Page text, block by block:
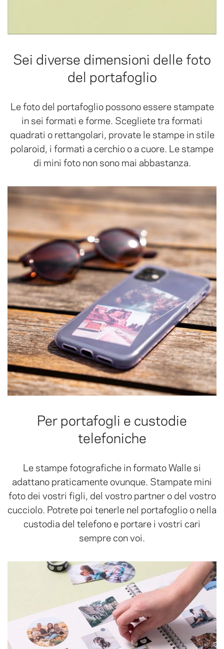
Sei diverse dimensioni delle foto
del portafoglio
Le foto del portafoglio possono essere stampate
in sei formati e forme. Scegliete tra formati
quadrati o rettangolari, provate le stampe in stile
polaroid, i formati a cerchio o a cuore. Le stampe
di mini foto non sono mai abbastanza.
Per portafogli e custodie
telefoniche
Le stampe fotografiche in formato Walle si
adattano praticamente ovunque. Stampate mini
foto dei vostri figli, del vostro partner o del vostro
cucciolo. Potrete poi tenerle nel portafoglio o nella
custodia del telefono e portare i vostri cari
sempre con voi.